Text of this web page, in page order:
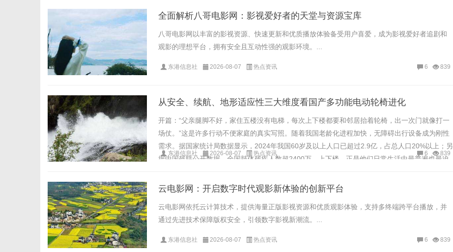
全面解析八哥电影网：影视爱好者的天堂与资源宝库
八哥电影网以丰富的影视资源、快速更新和优质播放体验备受用户喜爱，成为影视爱好者追剧和
观影的理想平台，拥有安全且互动性强的观影环境。...
东港信息社 2026-08-07 热点资讯 839
6
从安全、续航、地形适应性三大维度看国产多功能电动轮椅进化
开篇：“父亲腿脚不好，家住五楼没有电梯，每次上下楼都要和邻居抬着轮椅，出一次门就像打一
场仗。”这是许多行动不便家庭的真实写照。随着我国老龄化进程加快，无障碍出行设备成为刚性
需求。据国家统计局数据显示，2024年我国60岁及以上人口已超过2.9亿，占总人口20%以上；另
据中国残联公开数据，全国肢体残疾人数超2400万。上下楼，正是他们日常生活中最普遍也最迫
东港信息社 2026-08-07 热点资讯 839
6
云电影网：开启数字时代观影新体验的创新平台
云电影网依托云计算技术，提供海量正版影视资源和优质观影体验，支持多终端跨平台播放，并
通过先进技术保障版权安全，引领数字影视新潮流。...
东港信息社 2026-08-07 热点资讯 839
6